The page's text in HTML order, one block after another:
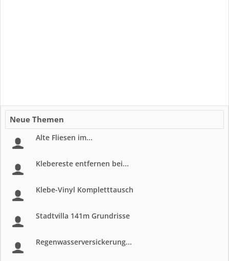
Neue Themen
Alte Fliesen im...
Klebereste entfernen bei...
Klebe-Vinyl Kompletttausch
Stadtvilla 141m Grundrisse
Regenwasserversickerung...